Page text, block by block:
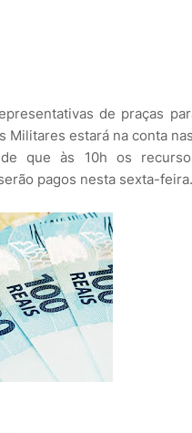
de praças
Militares estará na conta
que às 10h os
pagos nesta sexta-feira.